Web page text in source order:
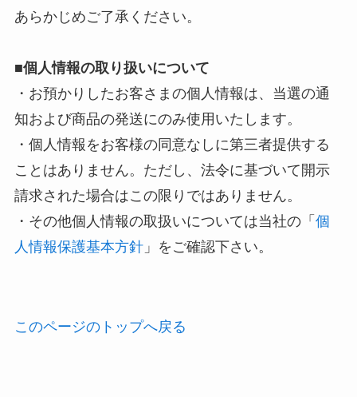
あらかじめご了承ください。
■個人情報の取り扱いについて
・お預かりしたお客さまの個人情報は、当選の通
知および商品の発送にのみ使用いたします。
・個人情報をお客様の同意なしに第三者提供する
ことはありません。ただし、法令に基づいて開示
請求された場合はこの限りではありません。
・その他個人情報の取扱いについては当社の「 個
人情報保護基本方針」をご確認下さい。
このページのトップへ戻る